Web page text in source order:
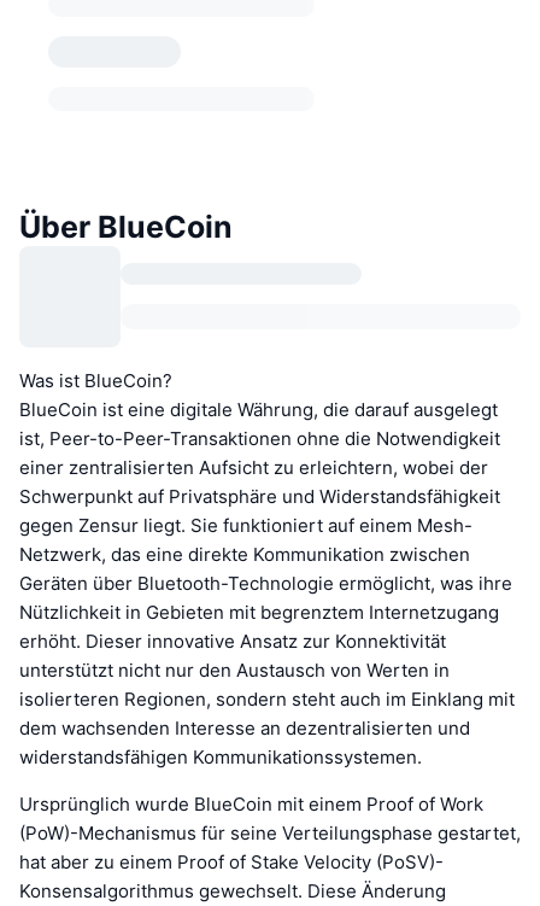
Über BlueCoin
Was ist BlueCoin?
BlueCoin ist eine digitale Währung, die darauf ausgelegt
ist, Peer-to-Peer-Transaktionen ohne die Notwendigkeit
einer zentralisierten Aufsicht zu erleichtern, wobei der
Schwerpunkt auf Privatsphäre und Widerstandsfähigkeit
gegen Zensur liegt. Sie funktioniert auf einem Mesh-
Netzwerk, das eine direkte Kommunikation zwischen
Geräten über Bluetooth-Technologie ermöglicht, was ihre
Nützlichkeit in Gebieten mit begrenztem Internetzugang
erhöht. Dieser innovative Ansatz zur Konnektivität
unterstützt nicht nur den Austausch von Werten in
isolierteren Regionen, sondern steht auch im Einklang mit
dem wachsenden Interesse an dezentralisierten und
widerstandsfähigen Kommunikationssystemen.
Ursprünglich wurde BlueCoin mit einem Proof of Work
(PoW)-Mechanismus für seine Verteilungsphase gestartet,
hat aber zu einem Proof of Stake Velocity (PoSV)-
Konsensalgorithmus gewechselt. Diese Änderung